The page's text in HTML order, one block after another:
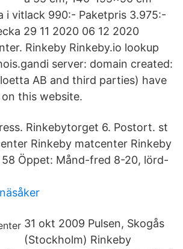
i vitlack 990:- Paketpris 3.975:-
29 11 2020 06 12 2020
Rinkeby Rinkeby.io lookup
server: domain created:
AB and third parties) have
this website.
Rinkebytorget 6. Postort. st
Rinkeby matcenter Rinkeby
58 Öppet: Månd-fred 8-20, lörd-
31 okt 2009 Pulsen, Skogås
(Stockholm) Rinkeby